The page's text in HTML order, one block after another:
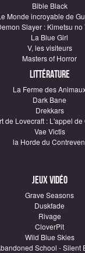
Bible Black
Monde incroyable de
Slayer : Kimetsu no
La Blue Girl
V, les visiteurs
Masters of Horror
Littérature
La Ferme des
Dark Bane
Drekkars
de Lovecraft : L'appel de
Vae Victis
la Horde du
Jeux vidéo
Grave Seasons
Duskfade
Rivage
CloverPit
Wild Blue Skies
School - Silent